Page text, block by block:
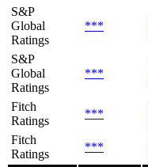
S&P
Global
Ratings
***
S&P
Global
Ratings
***
Fitch
Ratings
***
Fitch
Ratings
***